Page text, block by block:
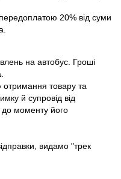
20% від суми
на автобус. Гроші
товару та
й супровід від
моменту його
видамо "трек